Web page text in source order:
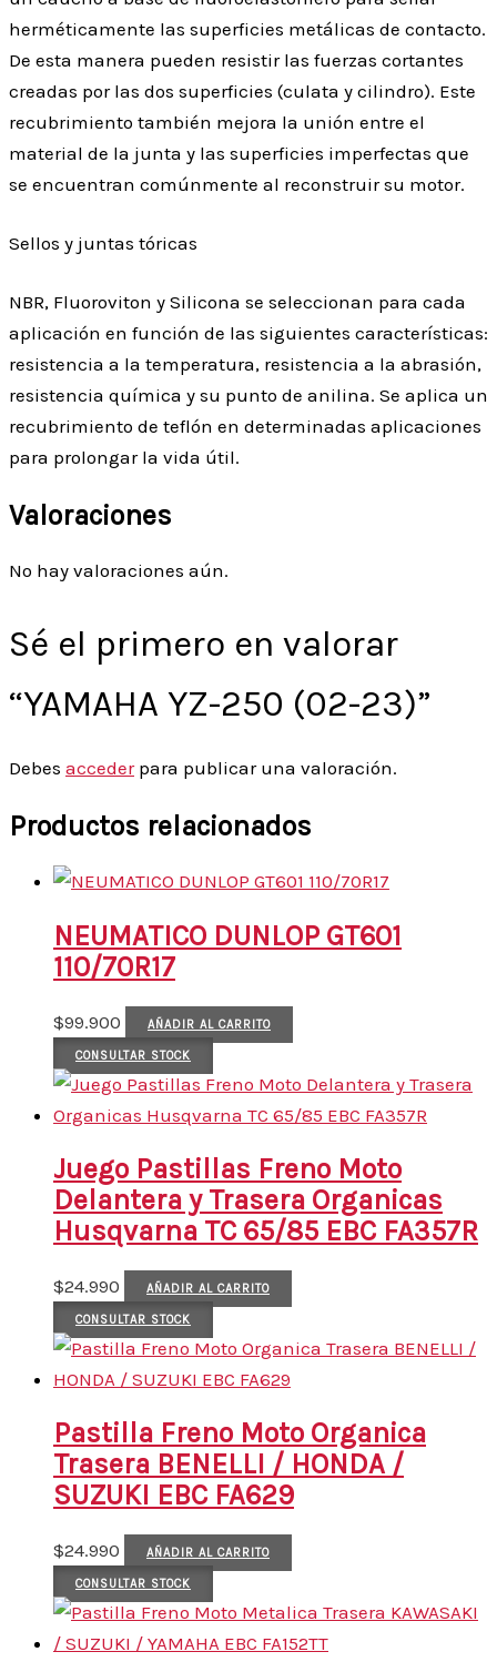
herméticamente las superficies metálicas de contacto.
De esta manera pueden resistir las fuerzas cortantes
creadas por las dos superficies (culata y cilindro). Este
recubrimiento también mejora la unión entre el
material de la junta y las superficies imperfectas que
se encuentran comúnmente al reconstruir su motor.
Sellos y juntas tóricas
NBR, Fluoroviton y Silicona se seleccionan para cada
aplicación en función de las siguientes características:
resistencia a la temperatura, resistencia a la abrasión,
resistencia química y su punto de anilina. Se aplica un
recubrimiento de teflón en determinadas aplicaciones
para prolongar la vida útil.
Valoraciones
No hay valoraciones aún.
Sé el primero en valorar
“YAMAHA YZ-250 (02-23)”
Debes accederpara publicar una valoración.
Productos relacionados
NEUMATICO DUNLOP GT601
110/70R17
$99.900 AÑADIR AL CARRITO
CONSULTAR STOCK
Juego Pastillas Freno Moto
Delantera y Trasera Organicas
Husqvarna TC 65/85 EBC FA357R
$24.990 AÑADIR AL CARRITO
CONSULTAR STOCK
Pastilla Freno Moto Organica
Trasera BENELLI / HONDA /
SUZUKI EBC FA629
$24.990 AÑADIR AL CARRITO
CONSULTAR STOCK